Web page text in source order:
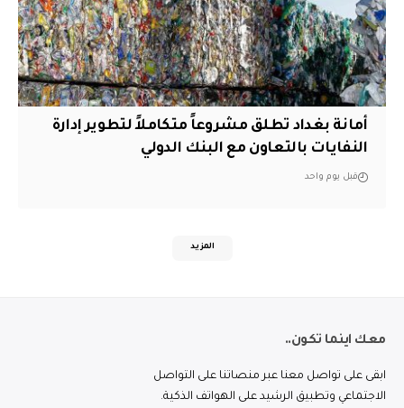
أمانة بغداد تطلق مشروعاً متكاملاً لتطوير إدارة
النفايات بالتعاون مع البنك الدولي
قبل يوم واحد
المزيد
معك اينما تكون..
ابقى على تواصل معنا عبر منصاتنا على التواصل
الاجتماعي وتطبيق الرشيد على الهواتف الذكية.